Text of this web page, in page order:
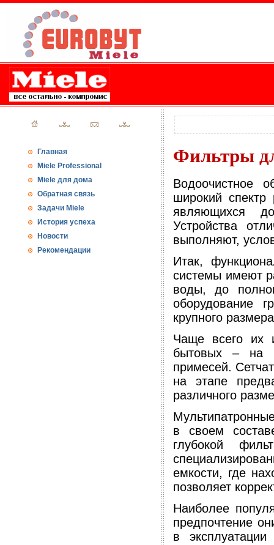
Главная
Miele Professional
Miele для дома
Обратная связь
Задачи Miele
История успеха
Новости
Рекомендации
Фильтры
Водоочистное
широкий спектр
являющихся
Устройства
выполняют,
Итак,
системы имеют
воды, до
оборудование
крупного
Чаще всего их
бытовых – на
примесей.
на этапе
различного
в своем
глубокой
емкости, где
позволяет
Наиболее
предпочтение
в